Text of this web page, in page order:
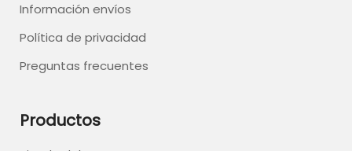
Información envíos
Política de privacidad
Preguntas frecuentes
Productos